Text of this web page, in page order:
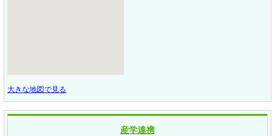
大きな地図で見る
産学連携